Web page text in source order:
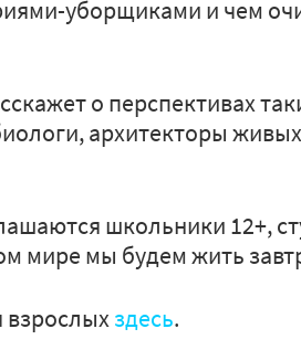
уборщиками и чем
о перспективах
архитекторы
школьники 12+,
мире мы будем жить
взрослыхздесь.